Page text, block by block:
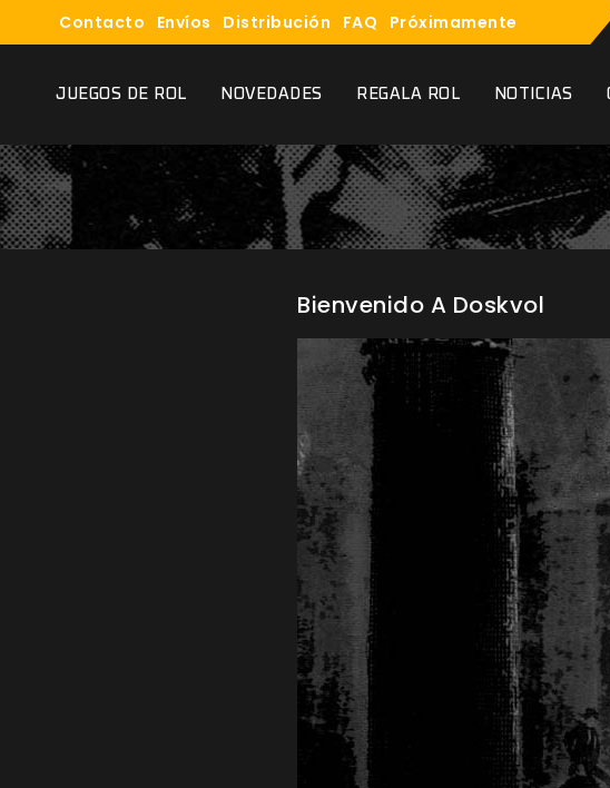
Contacto Envíos Distribución FAQ Próximamente
JUEGOS DE ROL NOVEDADES REGALA ROL NOTICIAS
Bienvenido A Doskvol